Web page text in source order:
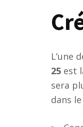
L’une
25 est
sera
dans